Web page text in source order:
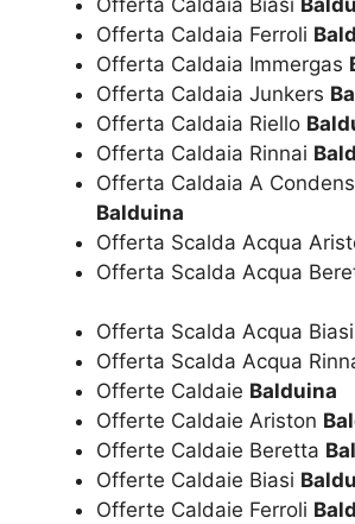
Offerta Caldaia Ferroli
Offerta Caldaia Immergas
Offerta Caldaia Junkers
Offerta Caldaia Riello
Offerta Caldaia Rinnai
Offerta Caldaia A
Balduina
Offerta Scalda Acqua
Offerta Scalda Acqua
Offerta Scalda Acqua Biasi
Offerta Scalda Acqua
Offerte Caldaie Balduina
Offerte Caldaie Ariston
Offerte Caldaie Beretta
Offerte Caldaie Biasi
Offerte Caldaie Ferroli